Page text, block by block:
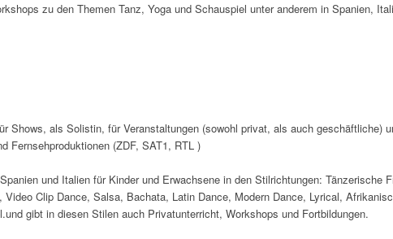
zu den Themen Tanz, Yoga und Schauspiel unter anderem in Spanien,
Shows, als Solistin, für Veranstaltungen (sowohl privat, als auch geschäftliche)
Fernsehproduktionen (ZDF, SAT1, RTL )
und Italien für Kinder und Erwachsene in den Stilrichtungen: Tänzerische
Clip Dance, Salsa, Bachata, Latin Dance, Modern Dance, Lyrical,
gibt in diesen Stilen auch Privatunterricht, Workshops und Fortbildungen.